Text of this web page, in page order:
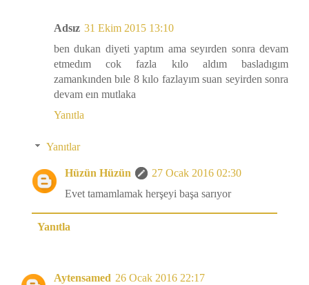
Adsız 31 Ekim 2015 13:10
ben dukan diyeti yaptım ama seyırden sonra devam
etmedım cok fazla kılo aldım basladıgım
zamankınden bıle 8 kılo fazlayım suan seyirden sonra
devam eın mutlaka
Yanıtla
Yanıtlar
Hüzün Hüzün
27 Ocak 2016 02:30
Evet tamamlamak herşeyi başa sarıyor
Yanıtla
Aytensamed 26 Ocak 2016 22:17